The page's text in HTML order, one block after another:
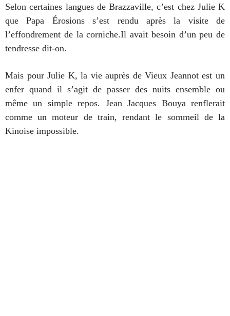
Selon certaines langues de Brazzaville, c’est chez Julie K
que Papa Érosions s’est rendu après la visite de
l’effondrement de la corniche.Il avait besoin d’un peu de
tendresse dit-on.
Mais pour Julie K, la vie auprès de Vieux Jeannot est un
enfer quand il s’agit de passer des nuits ensemble ou
même un simple repos. Jean Jacques Bouya renflerait
comme un moteur de train, rendant le sommeil de la
Kinoise impossible.